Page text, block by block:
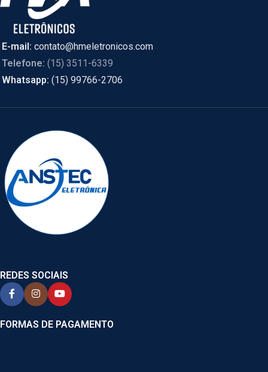
E-mail: contato@hmeletronicos.com
Telefone: (15) 3511-6339
Whatsapp: (15) 99766-2706
REDES SOCIAIS
FORMAS DE PAGAMENTO